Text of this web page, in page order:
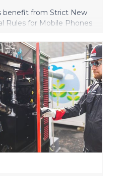
benefit from Strict New
Rules for Mobile Phones.